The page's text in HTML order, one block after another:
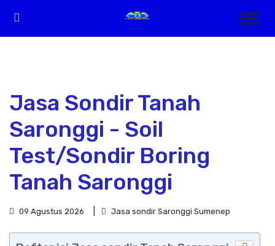
Jasa Sondir Tanah
Saronggi - Soil
Test/Sondir Boring
Tanah Saronggi
09 Agustus 2026 Jasa sondir Saronggi Sumenep